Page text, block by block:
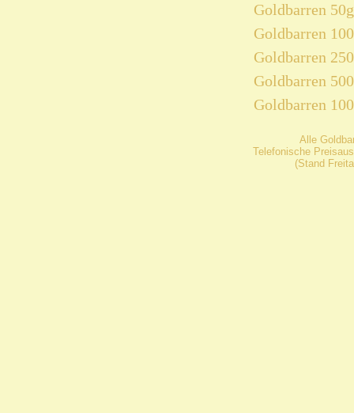
Goldbarren 50g
Goldbarren
Goldbarren
Goldbarren
Goldbarren
Alle
Telefonische
(Stand